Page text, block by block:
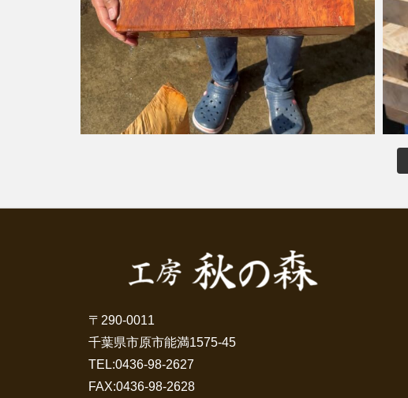
〒290-0011
千葉県市原市能満1575-45
TEL:0436-98-2627
FAX:0436-98-2628